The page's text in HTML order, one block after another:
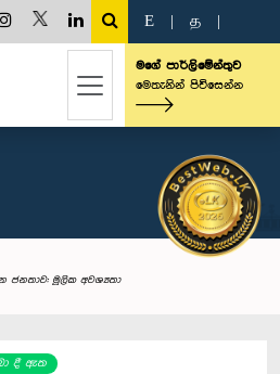
E த
මගේ පාර්ලිමේන්තුව
මෙතැනින් පිවිසෙන්න
ජනතාව: මූලික අවශ්‍යතා
දී ඇත